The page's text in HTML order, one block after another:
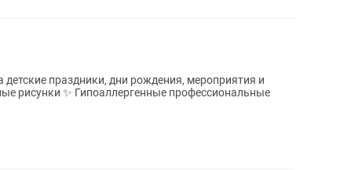
праздники, дни рождения, мероприятия и
рисунки ✨ Гипоаллергенные профессиональные